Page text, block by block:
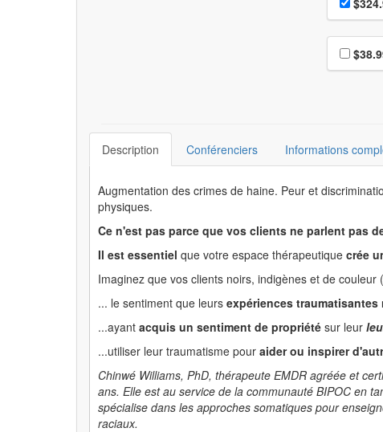
Description Conférenciers Informations
Augmentation des crimes de haine. Peur et
physiques.
Ce n'est pas parce que vos clients ne parlent pas
Il est essentiel que votre espace thérapeutique crée
Imaginez que vos clients noirs, indigènes et de couleur
... le sentiment que leurs expériences
...ayant acquis un sentiment de propriété sur leur
...utiliser leur traumatisme pour aider ou inspirer
Chinwé Williams, PhD, thérapeute EMDR agréée et
ans. Elle est au service de la communauté BIPOC en
spécialise dans les approches somatiques pour
raciaux.